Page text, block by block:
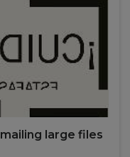
large files